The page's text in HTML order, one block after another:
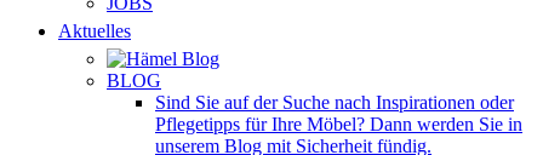
Aktuelles
BLOG
Sind Sie auf der Suche nach Inspirationen oder
Pflegetipps für Ihre Möbel? Dann werden Sie in
unserem Blog mit Sicherheit fündig.